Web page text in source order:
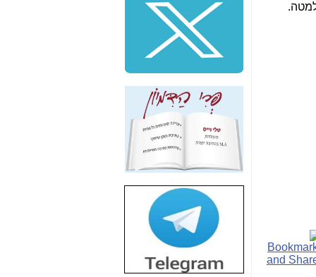
שלמה פילבר (עד
לאחרונה מנכ"ל משרד
התקשורת) - עד
מדינה? הצחקתם
"יש אפליה בחקירה"?
חשיפה: למה השר
משה כחלון לא נחקר
עד היום? -
כאן
חשיפת חשד לשחיתות
הדומה לזו של "תיק
הסלולר -כאן
חשיפת מה שלא
רוצים שתדעו בעניין
פריסת אנלימיטד
(בניחוח בלתי נסבל) -
כאן